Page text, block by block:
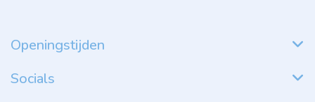
Openingstijden
Socials